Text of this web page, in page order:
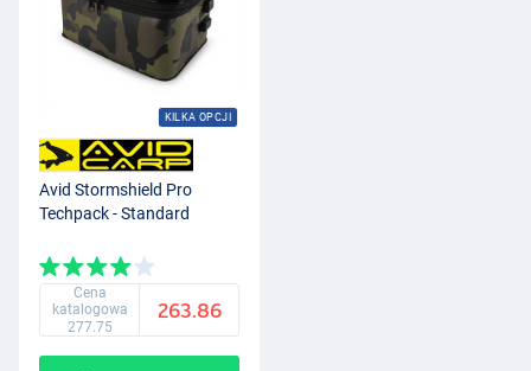
KILKA OPCJI
Avid Stormshield Pro
Techpack - Standard
Cena
katalogowa
277.75
263.86